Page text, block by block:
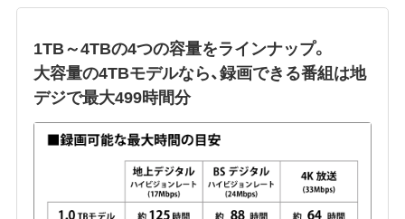
1TB～4TBの4つの容量をラインナップ。
大容量の4TBモデルなら、録画できる番組は地
デジで最大499時間分